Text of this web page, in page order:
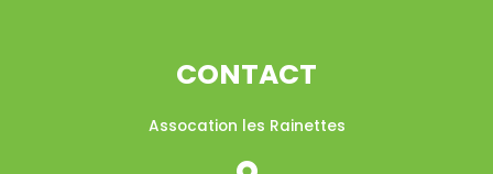
CONTACT
Assocation les Rainettes